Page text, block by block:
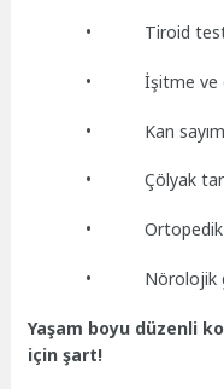
• Tiroid
• İşitme ve
• Kan
• Çölyak
• Ortopedik
• Nörolojik
Yaşam boyu düzenli
için şart!